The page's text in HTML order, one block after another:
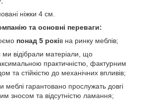
ніжки 4 см.
та основні переваги:
понад 5 років на ринку меблів;
ми відібрали матеріали, що
практичністю, фактурним
та стійкістю до механічних впливів;
меблі гарантовано прослужать довгі
зносом та відсутністю ламання;